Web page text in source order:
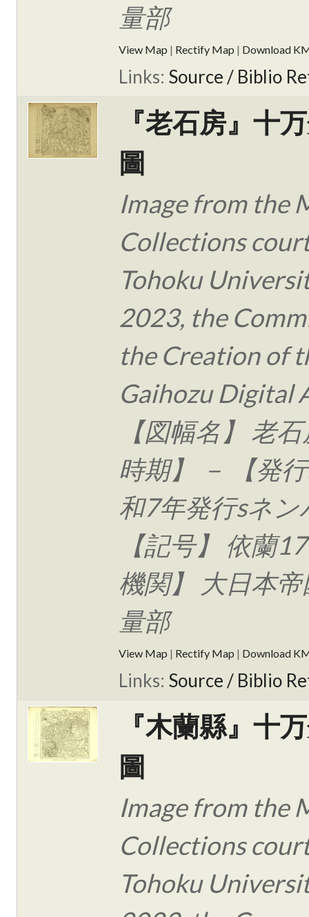
量部
View Map | Rectify Map | Download
Links: Source / Biblio
『老石房』十
圖
Image from the
Collections
Tohoku
2023, the
the Creation of
Gaihozu Digital
【図幅名】 老
時期】 － 【発
和7年発行sネ
【記号】 依蘭
機関】 大日本
量部
View Map | Rectify Map | Download
Links: Source / Biblio
『木蘭縣』十
圖
Image from the
Collections
Tohoku